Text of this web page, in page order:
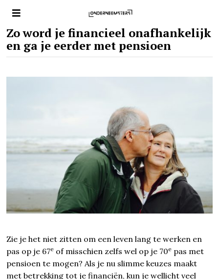
Zo word je financieel onafhankelijk
en ga je eerder met pensioen
Zie je het niet zitten om een leven lang te werken en
pas op je 67e of misschien zelfs wel op je 70e pas met
pensioen te mogen? Als je nu slimme keuzes maakt
met betrekking tot je financiën, kun je wellicht veel